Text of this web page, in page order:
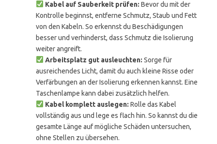
Kabel auf Sauberkeit prüfen: Bevor du mit der
Kontrolle beginnst, entferne Schmutz, Staub und Fett
von den Kabeln. So erkennst du Beschädigungen
besser und verhinderst, dass Schmutz die Isolierung
weiter angreift.
Arbeitsplatz gut ausleuchten: Sorge für
ausreichendes Licht, damit du auch kleine Risse oder
Verfärbungen an der Isolierung erkennen kannst. Eine
Taschenlampe kann dabei zusätzlich helfen.
Kabel komplett auslegen: Rolle das Kabel
vollständig aus und lege es flach hin. So kannst du die
gesamte Länge auf mögliche Schäden untersuchen,
ohne Stellen zu übersehen.